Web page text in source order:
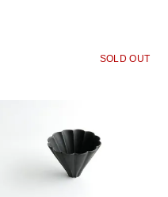
SOLD OUT